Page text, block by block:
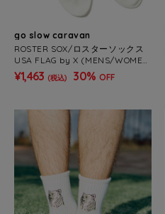
go slow caravan
ROSTER SOX/ロスターソックス
USA FLAG by X (MENS/WOMEN
S)
¥1,463 (税込) 30% OFF